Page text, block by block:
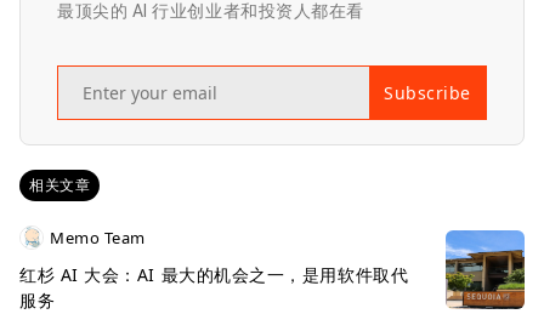
最顶尖的 AI 行业创业者和投资人都在看
Subscribe
相关文章
Memo Team
红杉 AI 大会：AI 最大的机会之一，是用软件取代
服务